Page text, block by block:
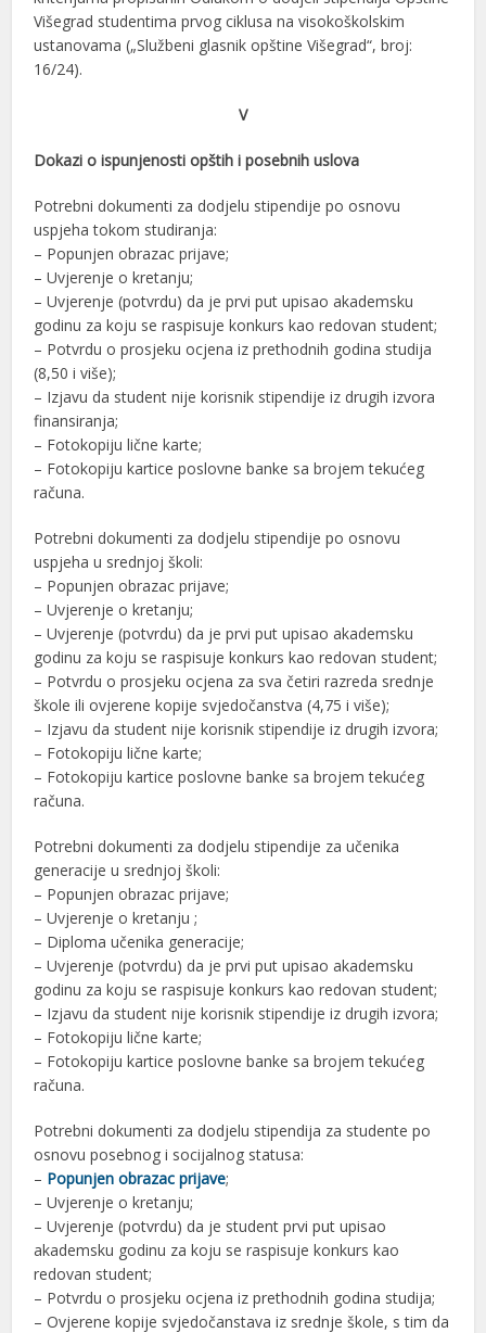
Višegrad studentima prvog ciklusa na visokoškolskim
ustanovama („Službeni glasnik opštine Višegrad“, broj:
16/24).
V
Dokazi o ispunjenosti opštih i posebnih uslova
Potrebni dokumenti za dodjelu stipendije po osnovu
uspjeha tokom studiranja:
– Popunjen obrazac prijave;
– Uvjerenje o kretanju;
– Uvjerenje (potvrdu) da je prvi put upisao akademsku
godinu za koju se raspisuje konkurs kao redovan student;
– Potvrdu o prosjeku ocjena iz prethodnih godina studija
(8,50 i više);
– Izjavu da student nije korisnik stipendije iz drugih izvora
finansiranja;
– Fotokopiju lične karte;
– Fotokopiju kartice poslovne banke sa brojem tekućeg
računa.
Potrebni dokumenti za dodjelu stipendije po osnovu
uspjeha u srednjoj školi:
– Popunjen obrazac prijave;
– Uvjerenje o kretanju;
– Uvjerenje (potvrdu) da je prvi put upisao akademsku
godinu za koju se raspisuje konkurs kao redovan student;
– Potvrdu o prosjeku ocjena za sva četiri razreda srednje
škole ili ovjerene kopije svjedočanstva (4,75 i više);
– Izjavu da student nije korisnik stipendije iz drugih izvora;
– Fotokopiju lične karte;
– Fotokopiju kartice poslovne banke sa brojem tekućeg
računa.
Potrebni dokumenti za dodjelu stipendije za učenika
generacije u srednjoj školi:
– Popunjen obrazac prijave;
– Uvjerenje o kretanju ;
– Diploma učenika generacije;
– Uvjerenje (potvrdu) da je prvi put upisao akademsku
godinu za koju se raspisuje konkurs kao redovan student;
– Izjavu da student nije korisnik stipendije iz drugih izvora;
– Fotokopiju lične karte;
– Fotokopiju kartice poslovne banke sa brojem tekućeg
računa.
Potrebni dokumenti za dodjelu stipendija za studente po
osnovu posebnog i socijalnog statusa:
– Popunjen obrazac prijave;
– Uvjerenje o kretanju;
– Uvjerenje (potvrdu) da je student prvi put upisao
akademsku godinu za koju se raspisuje konkurs kao
redovan student;
– Potvrdu o prosjeku ocjena iz prethodnih godina studija;
– Ovjerene kopije svjedočanstava iz srednje škole, s tim da